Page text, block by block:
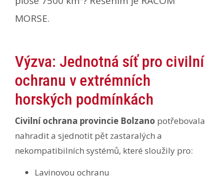
MORSE.
Výzva: Jednotná síť pro civilní
ochranu v extrémních
horských podmínkách
Civilní ochrana provincie Bolzano potřebovala
nahradit a sjednotit pět zastaralých a
nekompatibilních systémů, které sloužily pro:
Lavinovou ochranu